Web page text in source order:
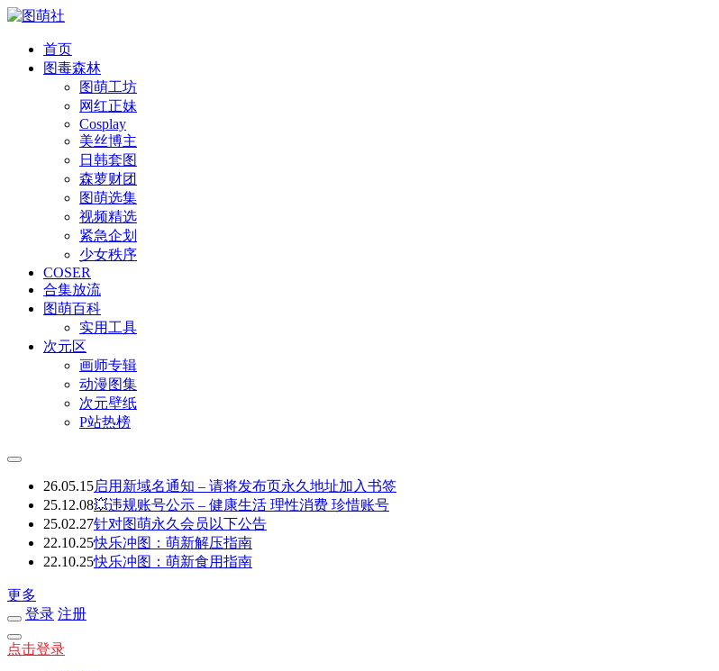
首页
图毒森林
图萌工坊
网红正妹
Cosplay
美丝博主
日韩套图
森萝财团
图萌选集
视频精选
紧急企划
少女秩序
COSER
合集放流
图萌百科
实用工具
次元区
画师专辑
动漫图集
次元壁纸
P站热榜
26.05.15启用新域名通知 – 请将发布页永久地址加入书签
25.12.08💥违规账号公示 – 健康生活 理性消费 珍惜账号
25.02.27针对图萌永久会员以下公告
22.10.25快乐冲图：萌新解压指南
22.10.25快乐冲图：萌新食用指南
更多
登录 注册
点击登录